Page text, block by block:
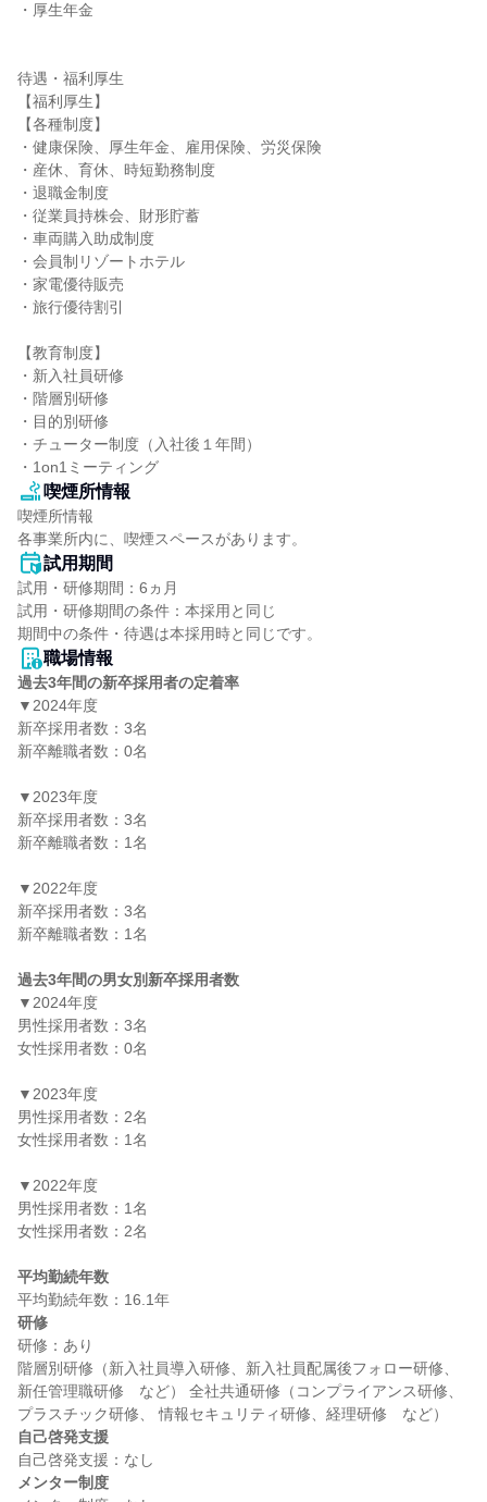
・厚生年金
待遇・福利厚生
【福利厚生】
【各種制度】
・健康保険、厚生年金、雇用保険、労災保険
・産休、育休、時短勤務制度
・退職金制度
・従業員持株会、財形貯蓄
・車両購入助成制度
・会員制リゾートホテル
・家電優待販売
・旅行優待割引
【教育制度】
・新入社員研修
・階層別研修
・目的別研修
・チューター制度（入社後１年間）
・1on1ミーティング
喫煙所情報
喫煙所情報
各事業所内に、喫煙スペースがあります。
試用期間
試用・研修期間：6ヵ月
試用・研修期間の条件：本採用と同じ
職場情報
過去3年間の新卒採用者の定着率
▼2024年度
新卒採用者数：3名
新卒離職者数：0名
▼2023年度
新卒採用者数：3名
新卒離職者数：1名
▼2022年度
新卒採用者数：3名
新卒離職者数：1名
過去3年間の男女別新卒採用者数
▼2024年度
男性採用者数：3名
女性採用者数：0名
▼2023年度
男性採用者数：2名
女性採用者数：1名
▼2022年度
男性採用者数：1名
女性採用者数：2名
平均勤続年数
研修
研修：あり
階層別研修（新入社員導入研修、新入社員配属後フォロー研修、
新任管理職研修　など） 全社共通研修（コンプライアンス研修、
自己啓発支援
メンター制度